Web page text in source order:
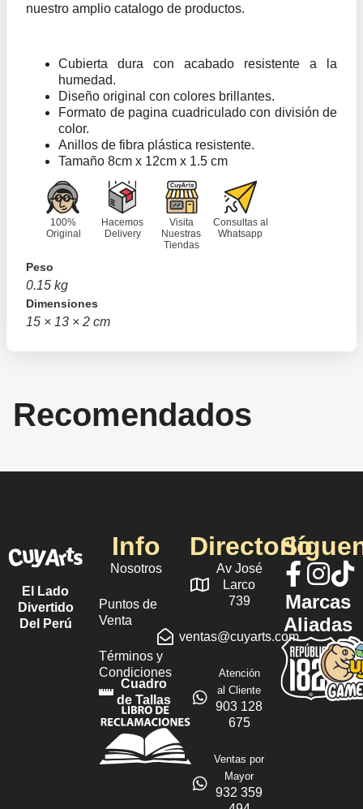
nuestro amplio catalogo de productos.
Cubierta dura con acabado resistente a la
humedad.
Diseño original con colores brillantes.
Formato de pagina cuadriculado con división de
color.
Anillos de fibra plástica resistente.
Tamaño 8cm x 12cm x 1.5 cm
100%
Original
Hacemos
Delivery
Visita
Nuestras
Tiendas
Consultas al
Whatsapp
Peso
0.15 kg
Dimensiones
15 × 13 × 2 cm
Recomendados
El Lado
Divertido
Del Perú
Info
Nosotros
Puntos de
Venta
Términos y
Condiciones
Cuadro
de Tallas
Directorio
Av José
Larco
739
ventas@cuyarts.com
Atención
al Cliente
903 128
675
Ventas por
Mayor
932 359
Marcas
Aliadas